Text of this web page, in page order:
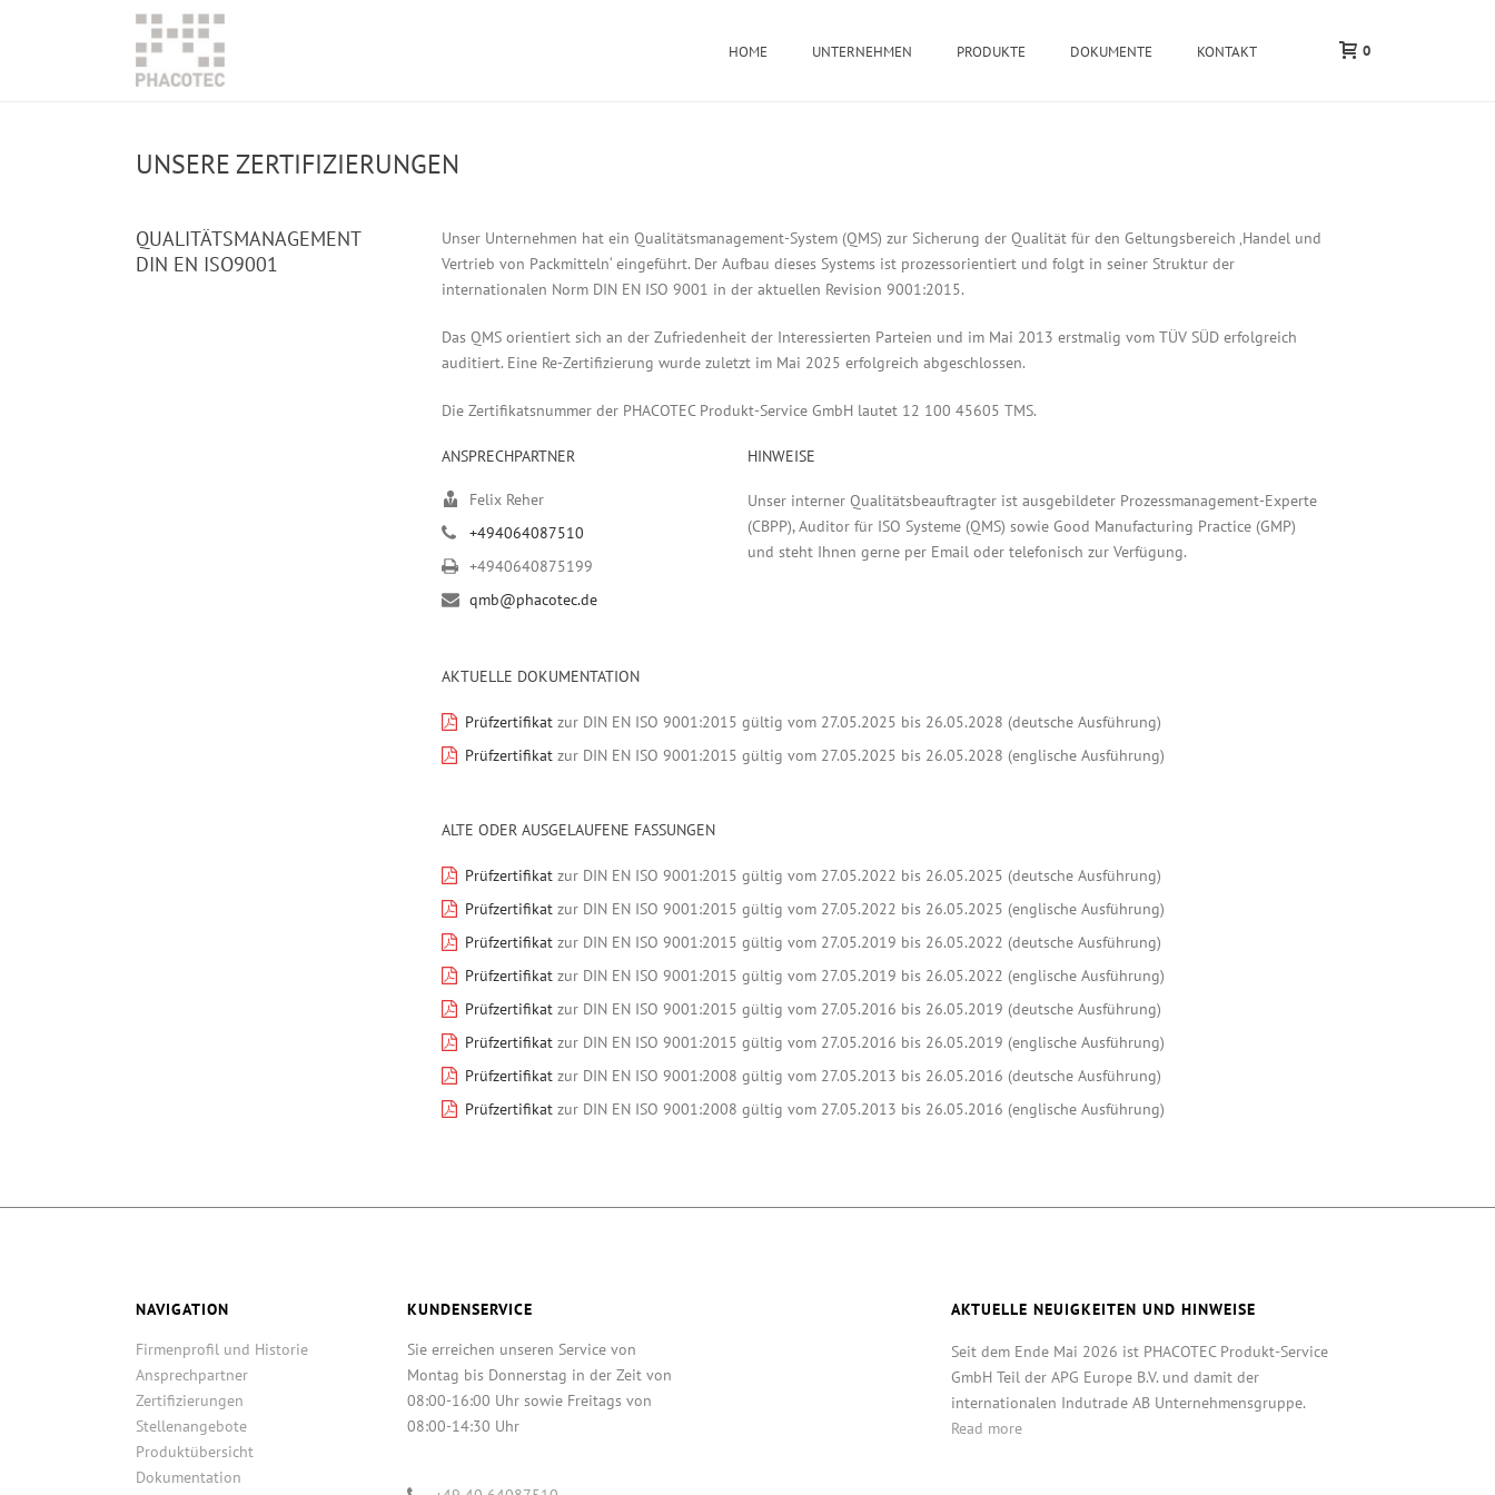
HOME UNTERNEHMEN PRODUKTE DOKUMENTE KONTAKT 0
UNSERE ZERTIFIZIERUNGEN
QUALITÄTSMANAGEMENT
DIN EN ISO9001
Unser Unternehmen hat ein Qualitätsmanagement-System (QMS) zur Sicherung der Qualität für den Geltungsbereich ‚Handel und
Vertrieb von Packmitteln‘ eingeführt. Der Aufbau dieses Systems ist prozessorientiert und folgt in seiner Struktur der
internationalen Norm DIN EN ISO 9001 in der aktuellen Revision 9001:2015.
Das QMS orientiert sich an der Zufriedenheit der Interessierten Parteien und im Mai 2013 erstmalig vom TÜV SÜD erfolgreich
auditiert. Eine Re-Zertifizierung wurde zuletzt im Mai 2025 erfolgreich abgeschlossen.
Die Zertifikatsnummer der PHACOTEC Produkt-Service GmbH lautet 12 100 45605 TMS.
ANSPRECHPARTNER
Felix Reher
+494064087510
+4940640875199
qmb@phacotec.de
HINWEISE
Unser interner Qualitätsbeauftragter ist ausgebildeter Prozessmanagement-Experte
(CBPP), Auditor für ISO Systeme (QMS) sowie Good Manufacturing Practice (GMP)
und steht Ihnen gerne per Email oder telefonisch zur Verfügung.
AKTUELLE DOKUMENTATION
Prüfzertifikat zur DIN EN ISO 9001:2015 gültig vom 27.05.2025 bis 26.05.2028 (deutsche Ausführung)
Prüfzertifikat zur DIN EN ISO 9001:2015 gültig vom 27.05.2025 bis 26.05.2028 (englische Ausführung)
ALTE ODER AUSGELAUFENE FASSUNGEN
Prüfzertifikat zur DIN EN ISO 9001:2015 gültig vom 27.05.2022 bis 26.05.2025 (deutsche Ausführung)
Prüfzertifikat zur DIN EN ISO 9001:2015 gültig vom 27.05.2022 bis 26.05.2025 (englische Ausführung)
Prüfzertifikat zur DIN EN ISO 9001:2015 gültig vom 27.05.2019 bis 26.05.2022 (deutsche Ausführung)
Prüfzertifikat zur DIN EN ISO 9001:2015 gültig vom 27.05.2019 bis 26.05.2022 (englische Ausführung)
Prüfzertifikat zur DIN EN ISO 9001:2015 gültig vom 27.05.2016 bis 26.05.2019 (deutsche Ausführung)
Prüfzertifikat zur DIN EN ISO 9001:2015 gültig vom 27.05.2016 bis 26.05.2019 (englische Ausführung)
Prüfzertifikat zur DIN EN ISO 9001:2008 gültig vom 27.05.2013 bis 26.05.2016 (deutsche Ausführung)
Prüfzertifikat zur DIN EN ISO 9001:2008 gültig vom 27.05.2013 bis 26.05.2016 (englische Ausführung)
NAVIGATION
Firmenprofil und Historie
Ansprechpartner
Zertifizierungen
Stellenangebote
Produktübersicht
Dokumentation
KUNDENSERVICE
Sie erreichen unseren Service von
Montag bis Donnerstag in der Zeit von
08:00-16:00 Uhr sowie Freitags von
08:00-14:30 Uhr
AKTUELLE NEUIGKEITEN UND HINWEISE
Seit dem Ende Mai 2026 ist PHACOTEC Produkt-Service
GmbH Teil der APG Europe B.V. und damit der
internationalen Indutrade AB Unternehmensgruppe.
Read more